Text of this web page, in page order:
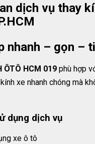
dịch vụ thay
nhanh – gọn –
ÔTÔ HCM 019 phù hợp
xe nhanh chóng mà
dụng dịch vụ
xe ô tô